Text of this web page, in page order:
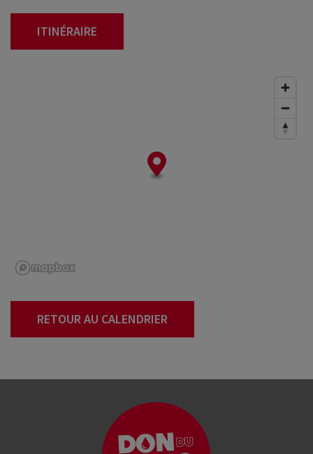
ITINÉRAIRE
RETOUR AU CALENDRIER